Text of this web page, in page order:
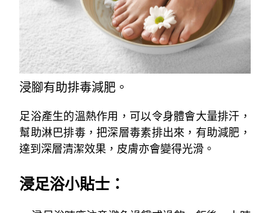
浸腳有助排毒減肥。
足浴產生的溫熱作用，可以令身體會大量排汗，
幫助淋巴排毒，把深層毒素排出來，有助減肥，
達到深層清潔效果，皮膚亦會變得光滑。
浸足浴小貼士：